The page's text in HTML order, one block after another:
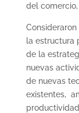
del
la estructura
de la
nuevas
de nuevas
existentes,